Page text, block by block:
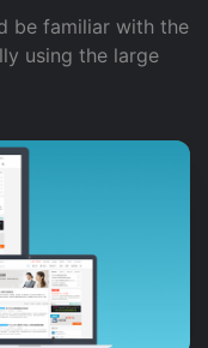
be familiar with the
using the large